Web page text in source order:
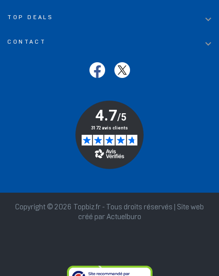
TOP DEALS 
CONTACT 
Copyright © 2026 Topbiz.fr - Tous droits réservés | Site web
créé par Actuelburo